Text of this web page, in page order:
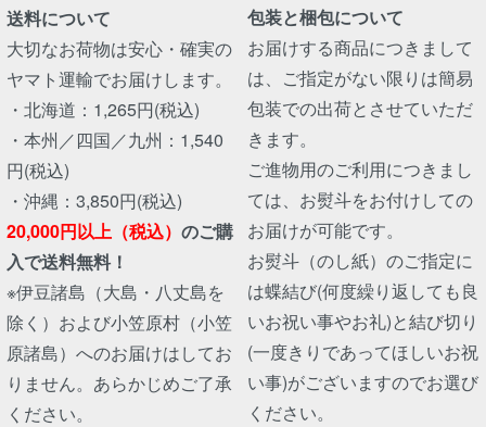
送料について
大切なお荷物は安心・確実の
ヤマト運輸でお届けします。
・北海道：1,265円(税込)
・本州／四国／九州：1,540
円(税込)
・沖縄：3,850円(税込)
20,000円以上（税込） のご購
入で送料無料！
※伊豆諸島（大島・八丈島を
除く）および小笠原村（小笠
原諸島）へのお届けはしてお
りません。あらかじめご了承
ください。
包装と梱包について
お届けする商品につきまして
は、ご指定がない限りは簡易
包装での出荷とさせていただ
きます。
ご進物用のご利用につきまし
ては、お熨斗をお付けしての
お届けが可能です。
お熨斗（のし紙）のご指定に
は蝶結び(何度繰り返しても良
いお祝い事やお礼)と結び切り
(一度きりであってほしいお祝
い事)がございますのでお選び
ください。